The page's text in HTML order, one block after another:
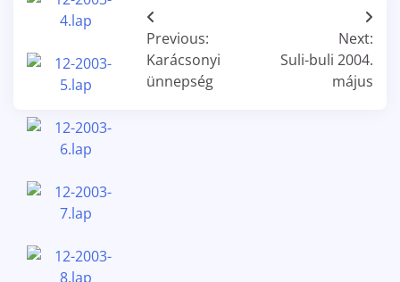
Bejegyzés
navigáció
Previous:
Karácsonyi
ünnepség
Next:
Suli-buli 2004.
május